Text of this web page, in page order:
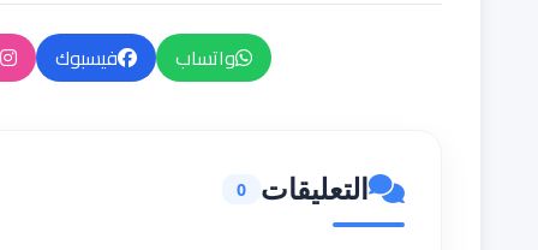
واتساب فيسبوك
التعليقات 0